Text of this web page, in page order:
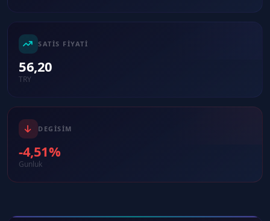
SATIS FIYATI
56,20
TRY
DEGISIM
-4,51%
Gunluk